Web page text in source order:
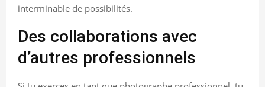
interminable de possibilités.
Des collaborations avec
d’autres professionnels